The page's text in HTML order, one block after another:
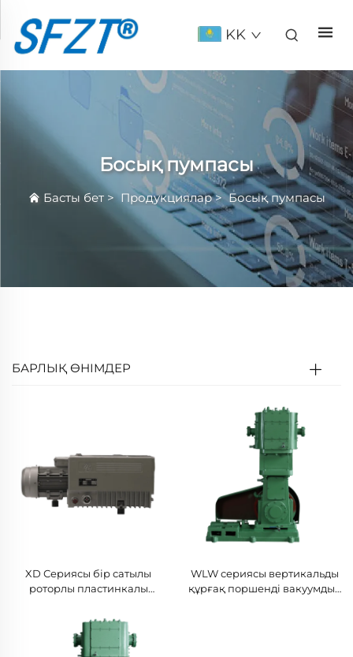
KK
Босық пумпасы
Басты бет>Продукциялар>Босық пумпасы
БАРЛЫҚ ӨНІМДЕР
XD Сериясы бір сатылы
роторлы пластинкалы
WLW сериясы вертикальды
құрғақ поршенді вакуумдық